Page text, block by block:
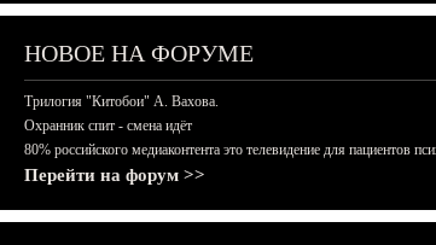
НОВОЕ НА ФОРУМЕ
Трилогия "Китобои" А. Вахова.
Охранник спит - смена идёт
80% российского медиаконтента это телевидение для пациентов
Перейти на форум >>